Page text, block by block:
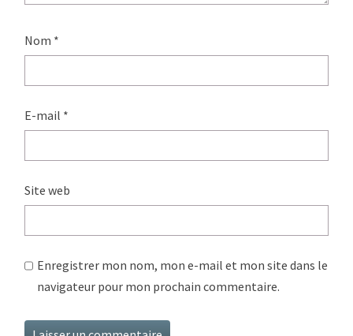
Nom *
E-mail *
Site web
Enregistrer mon nom, mon e-mail et mon site dans le
navigateur pour mon prochain commentaire.